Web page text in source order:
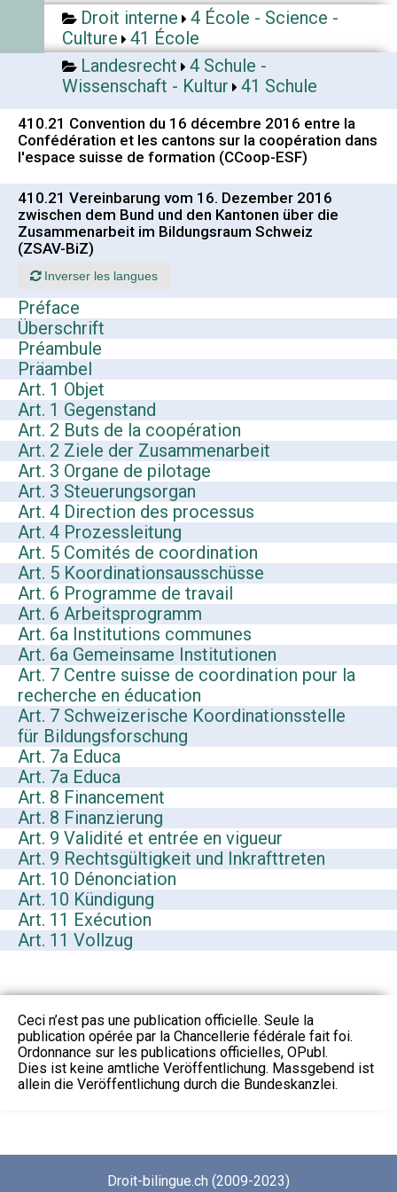
Droit interne
4 École - Science -
Culture
41 École
Landesrecht
4 Schule -
Wissenschaft - Kultur
41 Schule
410.21 Convention du 16 décembre 2016 entre la
Confédération et les cantons sur la coopération dans
l'espace suisse de formation (CCoop-ESF)
410.21 Vereinbarung vom 16. Dezember 2016
zwischen dem Bund und den Kantonen über die
Zusammenarbeit im Bildungsraum Schweiz
(ZSAV-BiZ)
Inverser les langues
Préface
Überschrift
Préambule
Präambel
Art. 1 Objet
Art. 1 Gegenstand
Art. 2 Buts de la coopération
Art. 2 Ziele der Zusammenarbeit
Art. 3 Organe de pilotage
Art. 3 Steuerungsorgan
Art. 4 Direction des processus
Art. 4 Prozessleitung
Art. 5 Comités de coordination
Art. 5 Koordinationsausschüsse
Art. 6 Programme de travail
Art. 6 Arbeitsprogramm
Art. 6a Institutions communes
Art. 6a Gemeinsame Institutionen
Art. 7 Centre suisse de coordination pour la
recherche en éducation
Art. 7 Schweizerische Koordinationsstelle
für Bildungsforschung
Art. 7a Educa
Art. 7a Educa
Art. 8 Financement
Art. 8 Finanzierung
Art. 9 Validité et entrée en vigueur
Art. 9 Rechtsgültigkeit und Inkrafttreten
Art. 10 Dénonciation
Art. 10 Kündigung
Art. 11 Exécution
Art. 11 Vollzug
Ceci n’est pas une publication officielle. Seule la
publication opérée par la Chancellerie fédérale fait foi.
Ordonnance sur les publications officielles, OPubl.
Dies ist keine amtliche Veröffentlichung. Massgebend ist
allein die Veröffentlichung durch die Bundeskanzlei.
Droit-bilingue.ch (2009-2023)